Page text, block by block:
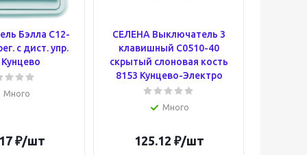
Бэлла С12-
с дист. упр.
Много
₽/шт
СЕЛЕНА Выключатель 3
клавишный С0510-40
скрытый слоновая кость
8153 Кунцево-Электро
Много
125.12 ₽/шт